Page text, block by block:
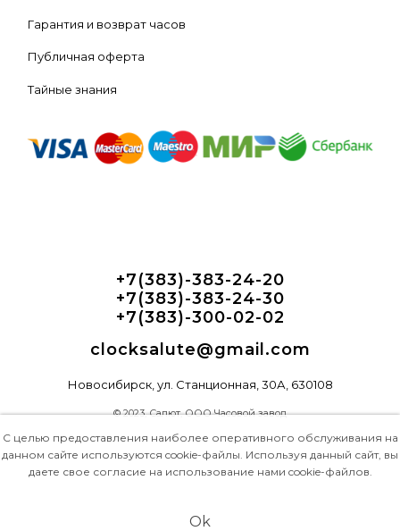
Гарантия и возврат часов
Публичная оферта
Тайные знания
+7(383)-383-24-20
+7(383)-383-24-30
+7(383)-300-02-02
clocksalute@gmail.com
Новосибирск, ул. Станционная, 30А, 630108
© 2023, Салют, ООО Часовой завод
С целью предоставления наиболее оперативного обслуживания на
данном сайте используются cookie-файлы. Используя данный сайт, вы
даете свое согласие на использование нами cookie-файлов.
Ok